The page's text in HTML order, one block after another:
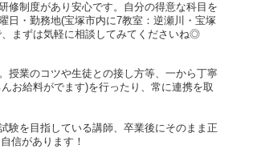
修制度があり安心です。自分の得意な科目を
日・勤務地(宝塚市内に7教室：逆瀬川・宝塚
まずは気軽に相談してみてくださいね◎
授業のコツや生徒との接し方等、一から丁寧
お給料がでます)を行ったり、常に連携を取
験を目指している講師、卒業後にそのまま正
信があります！